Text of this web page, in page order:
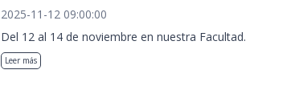
2025-11-12 09:00:00
Del 12 al 14 de noviembre en nuestra Facultad.
Leer más